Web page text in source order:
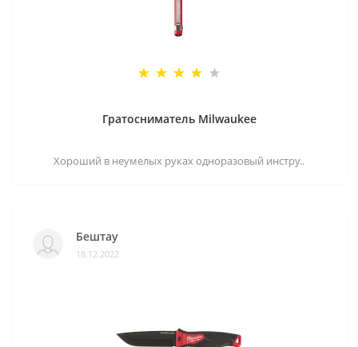
Гратосниматель Milwaukee
Хороший в неумелых руках одноразовый инстру..
Бештау
18.12.2022